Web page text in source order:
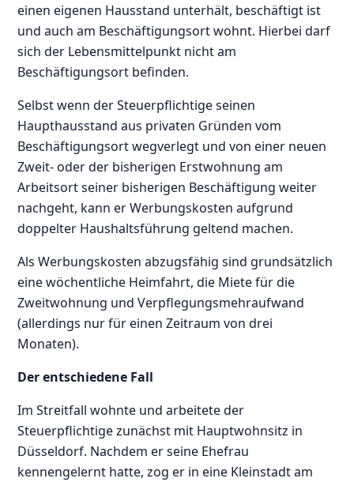
einen eigenen Hausstand unterhält, beschäftigt ist
und auch am Beschäftigungsort wohnt. Hierbei darf
sich der Lebensmittelpunkt nicht am
Beschäftigungsort befinden.
Selbst wenn der Steuerpflichtige seinen
Haupthausstand aus privaten Gründen vom
Beschäftigungsort wegverlegt und von einer neuen
Zweit- oder der bisherigen Erstwohnung am
Arbeitsort seiner bisherigen Beschäftigung weiter
nachgeht, kann er Werbungskosten aufgrund
doppelter Haushaltsführung geltend machen.
Als Werbungskosten abzugsfähig sind grundsätzlich
eine wöchentliche Heimfahrt, die Miete für die
Zweitwohnung und Verpflegungsmehraufwand
(allerdings nur für einen Zeitraum von drei
Monaten).
Der entschiedene Fall
Im Streitfall wohnte und arbeitete der
Steuerpflichtige zunächst mit Hauptwohnsitz in
Düsseldorf. Nachdem er seine Ehefrau
kennengelernt hatte, zog er in eine Kleinstadt am